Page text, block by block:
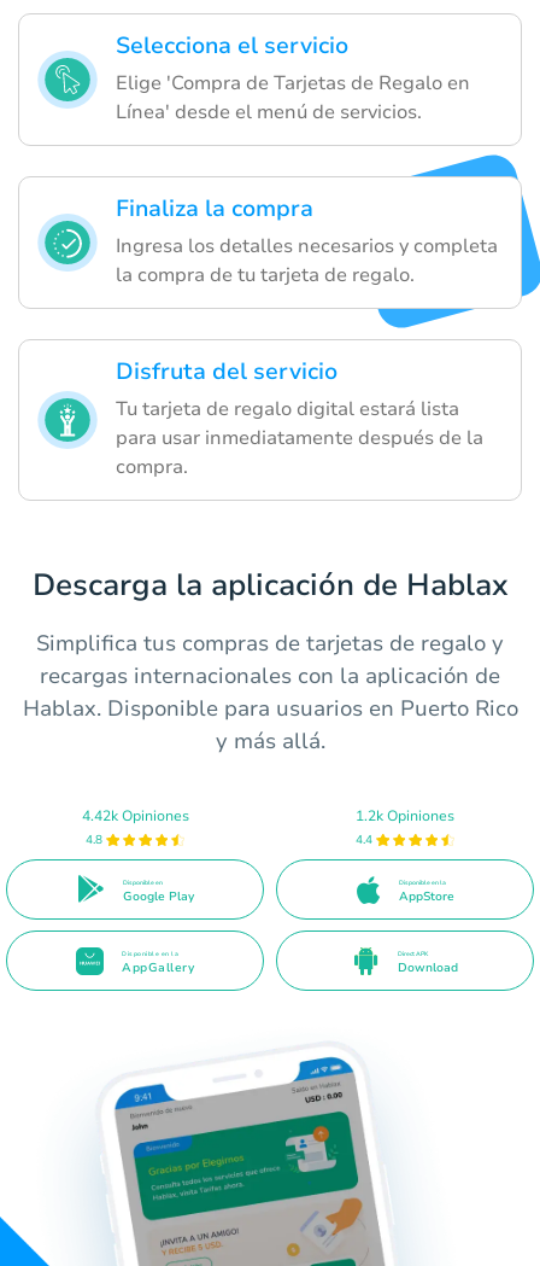
Selecciona el servicio
Elige 'Compra de Tarjetas de Regalo en
Línea' desde el menú de servicios.
Finaliza la compra
Ingresa los detalles necesarios y completa
la compra de tu tarjeta de regalo.
Disfruta del servicio
Tu tarjeta de regalo digital estará lista
para usar inmediatamente después de la
compra.
Descarga la aplicación de Hablax
Simplifica tus compras de tarjetas de regalo y
recargas internacionales con la aplicación de
Hablax. Disponible para usuarios en Puerto Rico
y más allá.
4.42k Opiniones
4.8
Disponible en
Google Play
1.2k Opiniones
4.4
Disponible en la
AppStore
Disponible en la
AppGallery
Direct APK
Download